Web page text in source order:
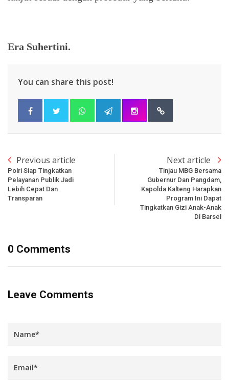
Era Suhertini.
You can share this post!
Previous article
Polri Siap Tingkatkan
Pelayanan Publik Jadi
Lebih Cepat Dan
Transparan
Next article
Tinjau MBG Bersama
Gubernur Dan Pangdam,
Kapolda Kalteng Harapkan
Program Ini Dapat
Tingkatkan Gizi Anak-Anak
Di Barsel
0 Comments
Leave Comments